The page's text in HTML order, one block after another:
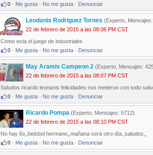
0 · Me gusta · No me gusta · Denunciar
Leodanis Rodriguez Tornes (Experto,
22 de febrero de 2015 a las 08:06 PM CST
Como esta el juego de industriales
0 · Me gusta · No me gusta · Denunciar
May Aramis Campeon 2 (Experto, Mensajes:
22 de febrero de 2015 a las 08:07 PM CST
Saludos ricardo leonanis felicidades nos metieron con todo
0 · Me gusta · No me gusta · Denunciar
Ricardo Pompa (Experto, Mensajes: 5712)
22 de febrero de 2015 a las 08:10 PM CST
No hay lío,,beisbol hermano,,mañana será otro día,,saludos,,
0 · Me gusta · No me gusta · Denunciar